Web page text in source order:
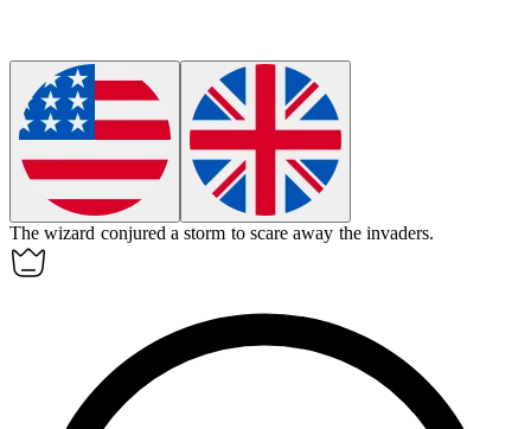
The wizard conjured a storm to scare away the invaders.